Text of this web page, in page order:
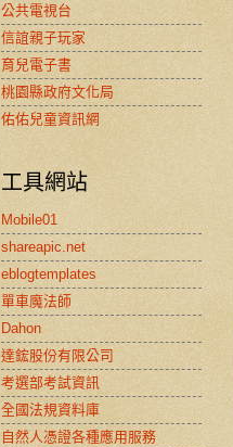
公共電視台
信誼親子玩家
育兒電子書
桃園縣政府文化局
佑佑兒童資訊網
工具網站
Mobile01
shareapic.net
eblogtemplates
單車魔法師
Dahon
達鋐股份有限公司
考選部考試資訊
全國法規資料庫
自然人憑證各種應用服務